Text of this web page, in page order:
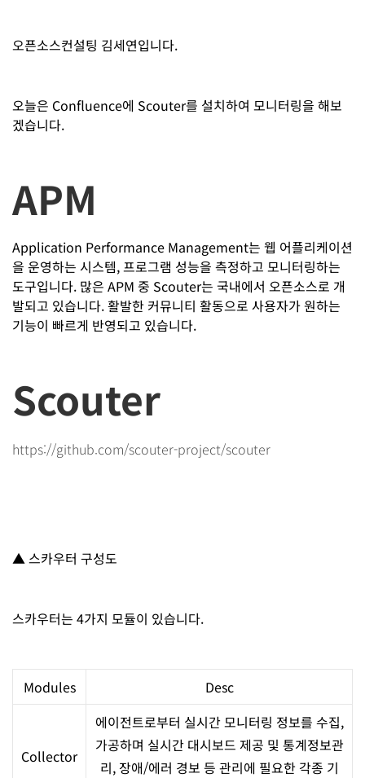
오픈소스컨설팅 김세연입니다.
오늘은 Confluence에 Scouter를 설치하여 모니터링을 해보
겠습니다.
APM
Application Performance Management는 웹 어플리케이션
을 운영하는 시스템, 프로그램 성능을 측정하고 모니터링하는
도구입니다. 많은 APM 중 Scouter는 국내에서 오픈소스로 개
발되고 있습니다. 활발한 커뮤니티 활동으로 사용자가 원하는
기능이 빠르게 반영되고 있습니다.
Scouter
https://github.com/scouter-project/scouter
▲ 스카우터 구성도
스카우터는 4가지 모듈이 있습니다.
Modules Desc
Collector
에이전트로부터 실시간 모니터링 정보를 수집,
가공하며 실시간 대시보드 제공 및 통계정보관
리, 장애/에러 경보 등 관리에 필요한 각종 기